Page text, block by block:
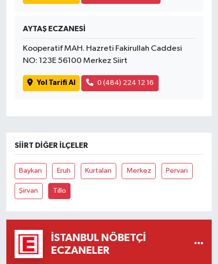
AYTAŞ ECZANESİ
Kooperatif MAH. Hazreti Fakirullah Caddesi
NO: 123E 56100 Merkez Siirt
Yol Tarifi Al 0 (484) 224 12 16
SIIRT DIĞER İLÇELER
Baykan Eruh Kurtalan Merkez Pervari
Şirvan Tillo
İSTANBUL NÖBETÇI
ECZANELER